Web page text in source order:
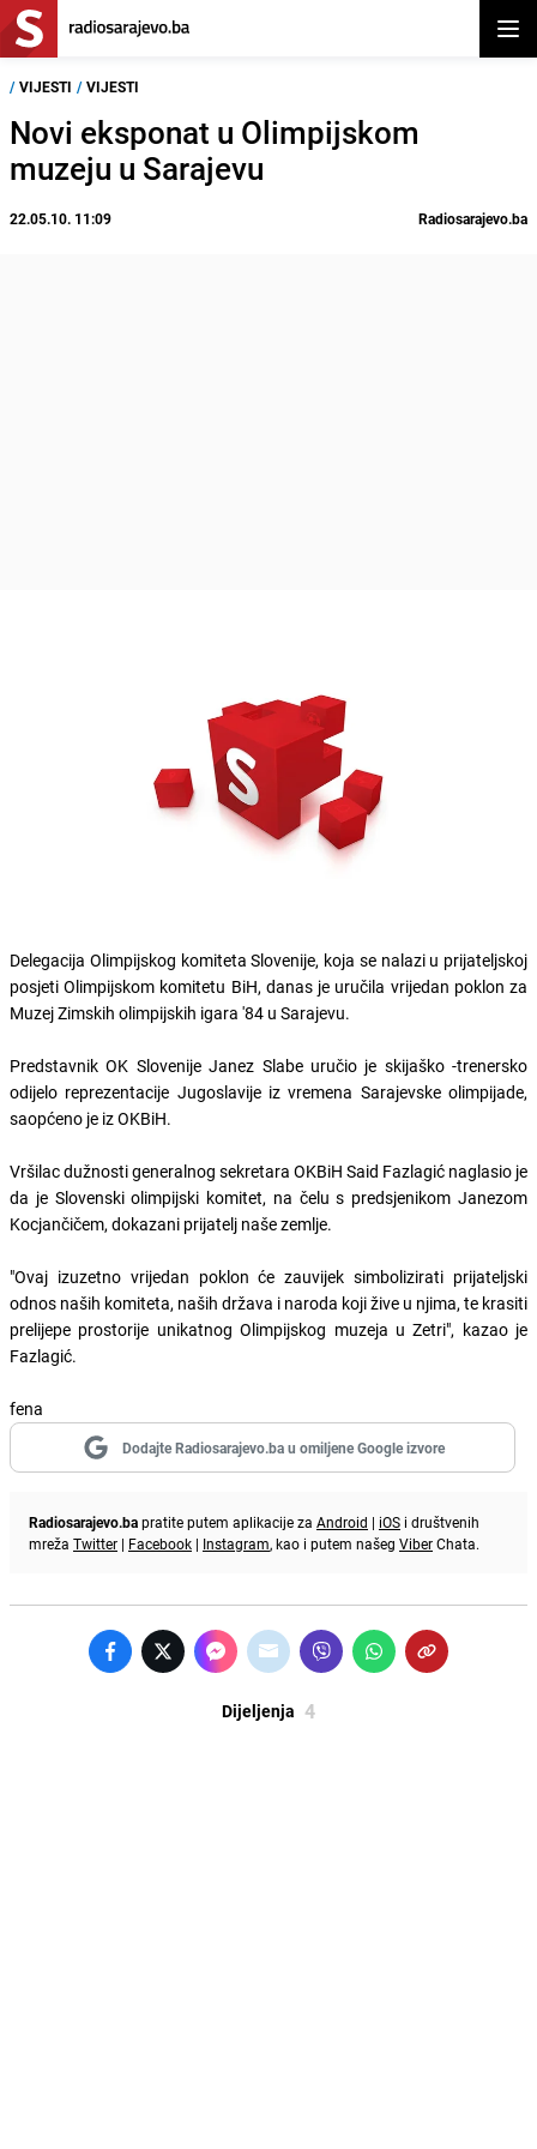
/ VIJESTI / VIJESTI
Novi eksponat u Olimpijskom
muzeju u Sarajevu
22.05.10. 11:09 Radiosarajevo.ba
Delegacija Olimpijskog komiteta Slovenije, koja se nalazi u prijateljskoj
posjeti Olimpijskom komitetu BiH, danas je uručila vrijedan poklon za
Muzej Zimskih olimpijskih igara '84 u Sarajevu.
Predstavnik OK Slovenije Janez Slabe uručio je skijaško -trenersko
odijelo reprezentacije Jugoslavije iz vremena Sarajevske olimpijade,
saopćeno je iz OKBiH.
Vršilac dužnosti generalnog sekretara OKBiH Said Fazlagić naglasio je
da je Slovenski olimpijski komitet, na čelu s predsjenikom Janezom
Kocjančičem, dokazani prijatelj naše zemlje.
"Ovaj izuzetno vrijedan poklon će zauvijek simbolizirati prijateljski
odnos naših komiteta, naših država i naroda koji žive u njima, te krasiti
prelijepe prostorije unikatnog Olimpijskog muzeja u Zetri", kazao je
Fazlagić.
fena
Dodajte Radiosarajevo.ba u omiljene Google izvore
Radiosarajevo.bapratite putem aplikacije za Android | iOS i društvenih
mreža Twitter | Facebook | Instagram, kao i putem našeg ViberChata.
Dijeljenja 4